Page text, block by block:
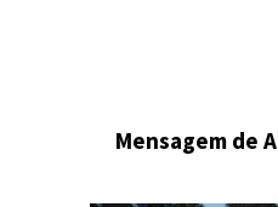
Mensagem de